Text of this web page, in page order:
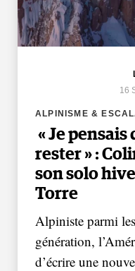
16
ALPINISME &
« Je pensais
rester » :
son solo
Torre
Alpiniste parmi
génération,
d’écrire une